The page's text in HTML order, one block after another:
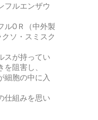
フルエンザウ
ルOＲ（中外製
ソ・スミスク
スが持ってい
阻害し、
細胞の中に入
仕組みを思い